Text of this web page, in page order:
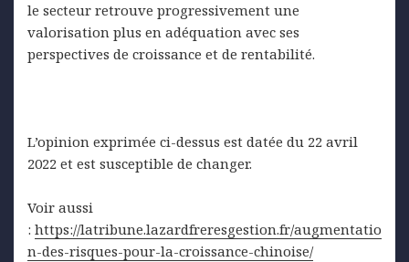
le secteur retrouve progressivement une
valorisation plus en adéquation avec ses
perspectives de croissance et de rentabilité.
L’opinion exprimée ci-dessus est datée du 22 avril
2022 et est susceptible de changer.
Voir aussi
: https://latribune.lazardfreresgestion.fr/augmentatio
n-des-risques-pour-la-croissance-chinoise/